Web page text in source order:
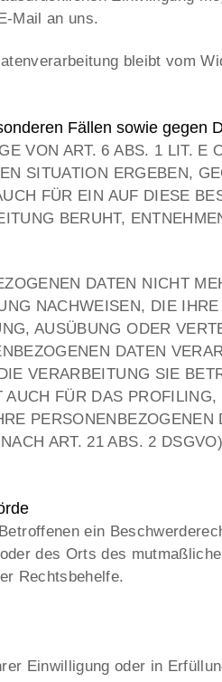
Mail an uns.
bleibt vom
Fällen sowie gegen
VON ART. 6 ABS. 1 LIT.
SITUATION ERGEBEN,
FÜR EIN AUF DIESE
BERUHT,
DATEN NICHT
NACHWEISEN, DIE
AUSÜBUNG ODER
DATEN
VERARBEITUNG SIE
FÜR DAS
ART. 21 ABS. 2
ein
des Orts des
Rechtsbehelfe.
Einwilligung oder in